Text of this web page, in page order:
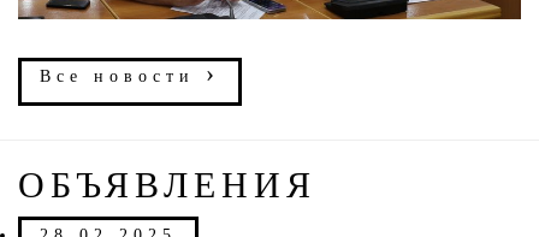
Все новости ›
ОБЪЯВЛЕНИЯ